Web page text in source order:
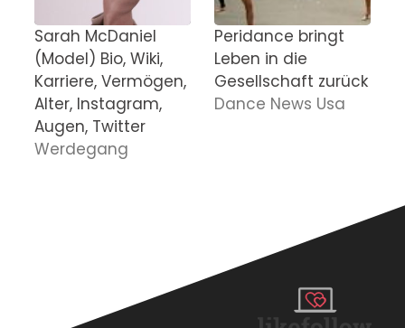
Sarah McDaniel
(Model) Bio, Wiki,
Karriere, Vermögen,
Alter, Instagram,
Augen, Twitter
Werdegang
Peridance bringt
Leben in die
Gesellschaft zurück
Dance News Usa